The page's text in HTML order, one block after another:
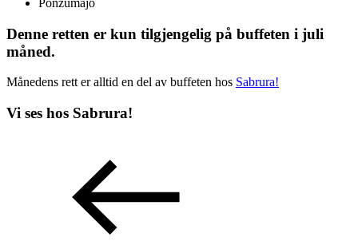
Denne retten er kun tilgjengelig på buffeten i juli
måned.
Månedens rett er alltid en del av buffeten hos Sabrura!
Vi ses hos Sabrura!